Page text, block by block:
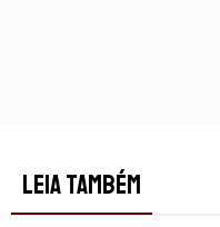
LEIA TAMBÉM